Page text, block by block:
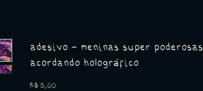
adesivo - meninas super poderosas
acordando holográfico
R$ 5,00